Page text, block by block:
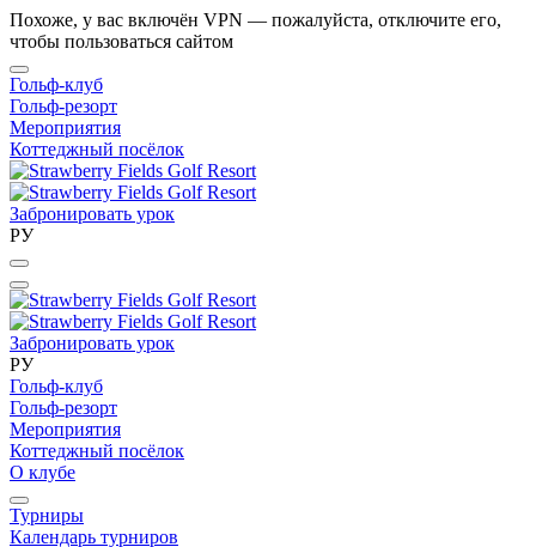
Похоже, у вас включён VPN — пожалуйста, отключите его,
чтобы пользоваться сайтом
Гольф-клуб
Гольф-резорт
Мероприятия
Коттеджный посёлок
Забронировать урок
РУ
Забронировать урок
РУ
Гольф-клуб
Гольф-резорт
Мероприятия
Коттеджный посёлок
О клубе
Турниры
Календарь турниров